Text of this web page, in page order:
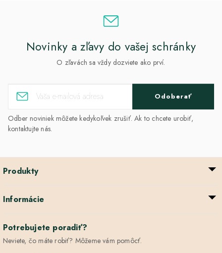
Novinky a zľavy do vašej schránky
O zľavách sa vždy dozviete ako prví.
Odoberať
Odber noviniek môžete kedykoľvek zrušiť. Ak to chcete urobiť,
kontaktujte nás.
Produkty
Informácie
Potrebujete poradiť?
Neviete, čo máte robiť? Môžeme vám pomôcť.